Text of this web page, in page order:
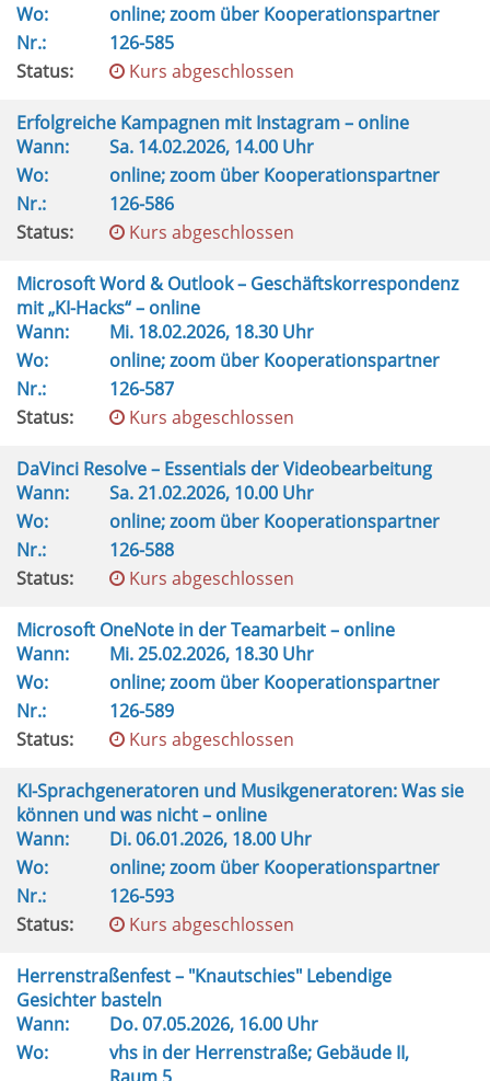
Wo:
online; zoom über Kooperationspartner
Nr.:
126-585
Status:
Kurs abgeschlossen
Erfolgreiche Kampagnen mit Instagram – online
Wann:
Sa. 14.02.2026, 14.00 Uhr
Wo:
online; zoom über Kooperationspartner
Nr.:
126-586
Status:
Kurs abgeschlossen
Microsoft Word & Outlook – Geschäftskorrespondenz
mit „KI-Hacks“ – online
Wann:
Mi. 18.02.2026, 18.30 Uhr
Wo:
online; zoom über Kooperationspartner
Nr.:
126-587
Status:
Kurs abgeschlossen
DaVinci Resolve – Essentials der Videobearbeitung
Wann:
Sa.21.02.2026, 10.00 Uhr
Wo:
online; zoom über Kooperationspartner
Nr.:
126-588
Status:
Kurs abgeschlossen
Microsoft OneNote in der Teamarbeit – online
Wann:
Mi.25.02.2026, 18.30 Uhr
Wo:
online; zoom über Kooperationspartner
Nr.:
126-589
Status:
Kurs abgeschlossen
KI-Sprachgeneratoren und Musikgeneratoren: Was sie
können und was nicht – online
Wann:
Di.06.01.2026, 18.00 Uhr
Wo:
online; zoom über Kooperationspartner
Nr.:
126-593
Status:
Kurs abgeschlossen
Herrenstraßenfest – "Knautschies" Lebendige
Gesichter basteln
Wann:
Do.07.05.2026, 16.00 Uhr
Wo:
vhs in der Herrenstraße; Gebäude II,